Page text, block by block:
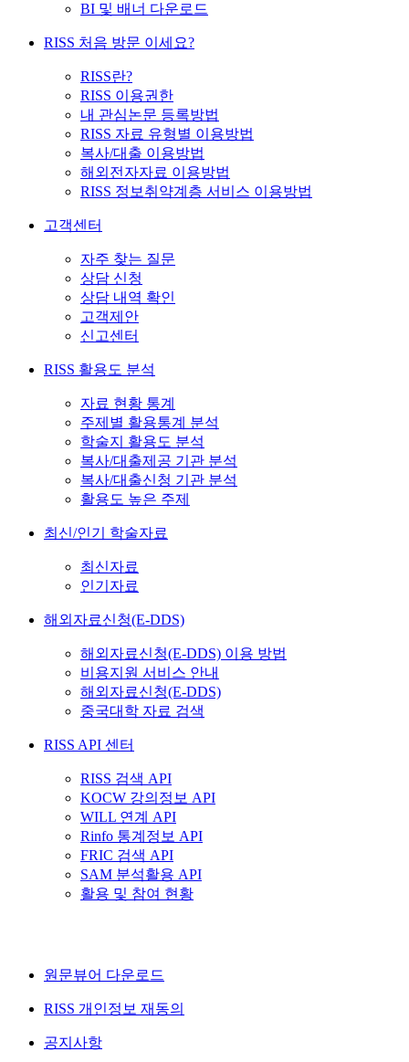
BI 및 배너 다운로드
RISS 처음 방문 이세요?
RISS란?
RISS 이용권한
내 관심논문 등록방법
RISS 자료 유형별 이용방법
복사/대출 이용방법
해외전자자료 이용방법
RISS 정보취약계층 서비스 이용방법
고객센터
자주 찾는 질문
상담 신청
상담 내역 확인
고객제안
신고센터
RISS 활용도 분석
자료 현황 통계
주제별 활용통계 분석
학술지 활용도 분석
복사/대출제공 기관 분석
복사/대출신청 기관 분석
활용도 높은 주제
최신/인기 학술자료
최신자료
인기자료
해외자료신청(E-DDS)
해외자료신청(E-DDS) 이용 방법
비용지원 서비스 안내
해외자료신청(E-DDS)
중국대학 자료 검색
RISS API 센터
RISS 검색 API
KOCW 강의정보 API
WILL 연계 API
Rinfo 통계정보 API
FRIC 검색 API
SAM 분석활용 API
활용 및 참여 현황
원문뷰어 다운로드
RISS 개인정보 재동의
공지사항